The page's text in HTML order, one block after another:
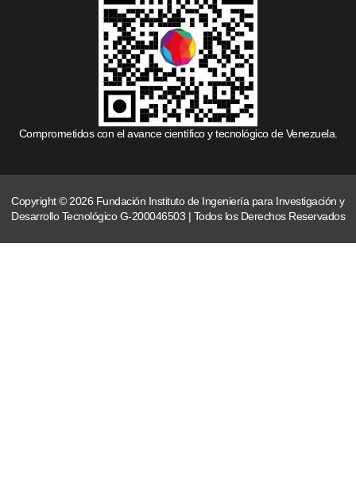
Comprometidos con el avance científico y tecnológico de Venezuela.
Copyright © 2026 Fundación Instituto de Ingeniería para Investigación y
Desarrollo Tecnológico G-200046503 | Todos los Derechos Reservados